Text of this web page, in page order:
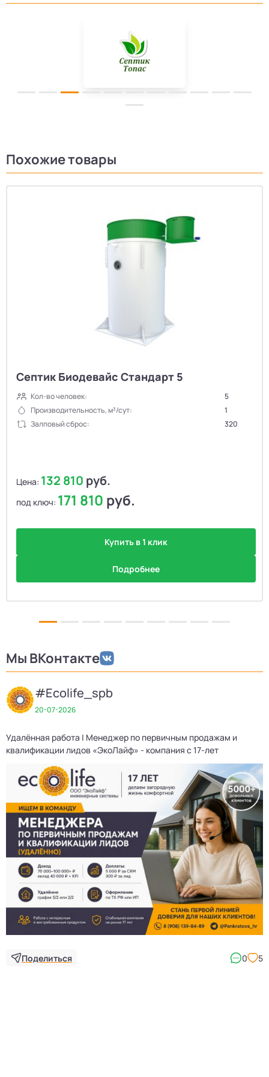
Похожие товары
Септик Биодевайс Стандарт 5
Кол-во человек:
5
Производительность, м³/сут:
1
Залповый сброс:
320
Цена: 132 810 руб.
под ключ: 171 810 руб.
Купить в 1 клик
Подробнее
Мы ВКонтакте
#Ecolife_spb
20-07-2026
Удалённая работа | Менеджер по первичным продажам и
квалификации лидов «ЭкоЛайф» - компания с 17-лет
Поделиться 0 5